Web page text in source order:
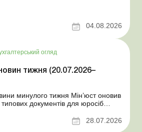
змінюється
окремих періодів роботи до стр...
04.08.2026
огляд
тижня (20.07.2026–
минулого тижня Мін’юст оновив
документів для юросіб
з організації бронювання У
статус «у розшуку»: що потрібно
28.07.2026